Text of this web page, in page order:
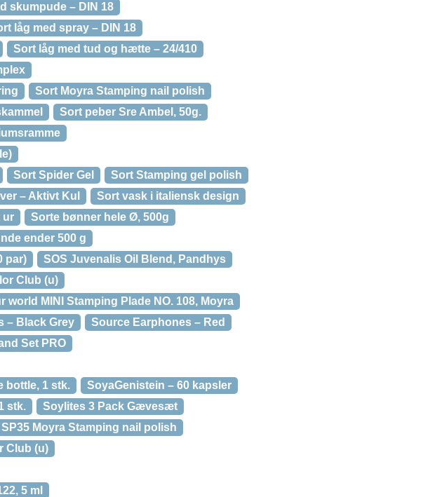
skumpude – DIN 18
låg med spray – DIN 18
Sort låg med tud og hætte – 24/410
Sort Moyra Stamping nail polish
Sort peber Sre Ambel, 50g.
Sort Spider Gel
Sort Stamping gel polish
– Aktivt Kul
Sort vask i italiensk design
ur
Sorte bønner hele Ø, 500g
ender 500 g
par)
SOS Juvenalis Oil Blend, Pandhys
Club (u)
world MINI Stamping Plade NO. 108, Moyra
– Black Grey
Source Earphones – Red
Set PRO
bottle, 1 stk.
SoyaGenistein – 60 kapsler
stk.
Soylites 3 Pack Gævesæt
SP35 Moyra Stamping nail polish
Club (u)
5 ml